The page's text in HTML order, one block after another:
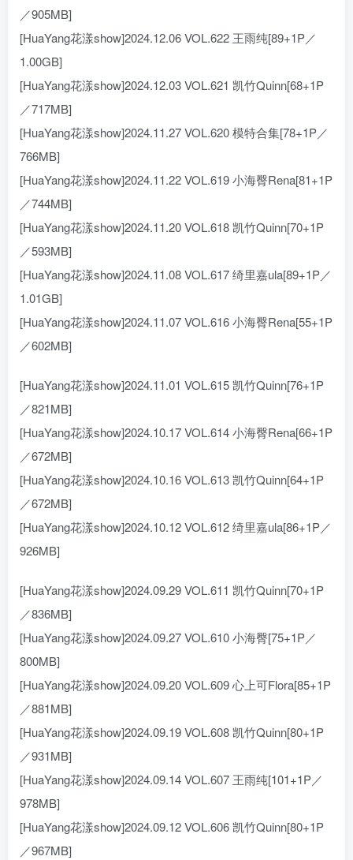
／905MB]
[HuaYang花漾show]2024.12.06 VOL.622 王雨纯[89+1P／
1.00GB]
[HuaYang花漾show]2024.12.03 VOL.621 凯竹Quinn[68+1P
／717MB]
[HuaYang花漾show]2024.11.27 VOL.620 模特合集[78+1P／
766MB]
[HuaYang花漾show]2024.11.22 VOL.619 小海臀Rena[81+1P
／744MB]
[HuaYang花漾show]2024.11.20 VOL.618 凯竹Quinn[70+1P
／593MB]
[HuaYang花漾show]2024.11.08 VOL.617 绮里嘉ula[89+1P／
1.01GB]
[HuaYang花漾show]2024.11.07 VOL.616 小海臀Rena[55+1P
／602MB]
[HuaYang花漾show]2024.11.01 VOL.615 凯竹Quinn[76+1P
／821MB]
[HuaYang花漾show]2024.10.17 VOL.614 小海臀Rena[66+1P
／672MB]
[HuaYang花漾show]2024.10.16 VOL.613 凯竹Quinn[64+1P
／672MB]
[HuaYang花漾show]2024.10.12 VOL.612 绮里嘉ula[86+1P／
926MB]
[HuaYang花漾show]2024.09.29 VOL.611 凯竹Quinn[70+1P
／836MB]
[HuaYang花漾show]2024.09.27 VOL.610 小海臀[75+1P／
800MB]
[HuaYang花漾show]2024.09.20 VOL.609 心上可Flora[85+1P
／881MB]
[HuaYang花漾show]2024.09.19 VOL.608 凯竹Quinn[80+1P
／931MB]
[HuaYang花漾show]2024.09.14 VOL.607 王雨纯[101+1P／
978MB]
[HuaYang花漾show]2024.09.12 VOL.606 凯竹Quinn[80+1P
／967MB]